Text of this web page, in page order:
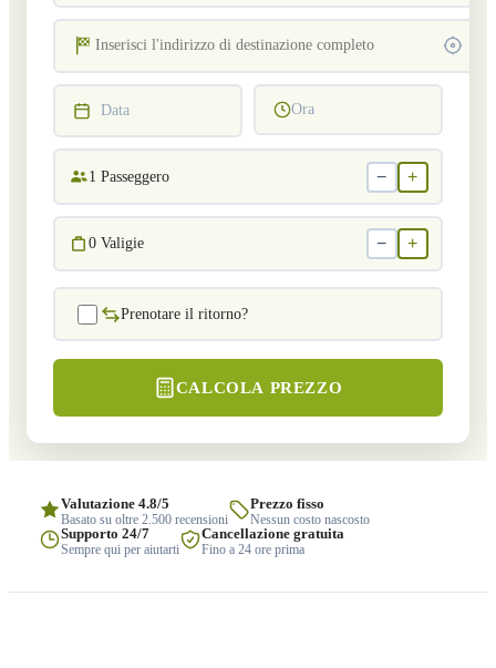
Data Ora
1 Passeggero − +
0 Valigie − +
Prenotare il ritorno?
CALCOLA PREZZO
Valutazione 4.8/5
Basato su oltre 2.500 recensioni
Prezzo fisso
Nessun costo nascosto
Supporto 24/7
Sempre qui per aiutarti
Cancellazione gratuita
Fino a 24 ore prima